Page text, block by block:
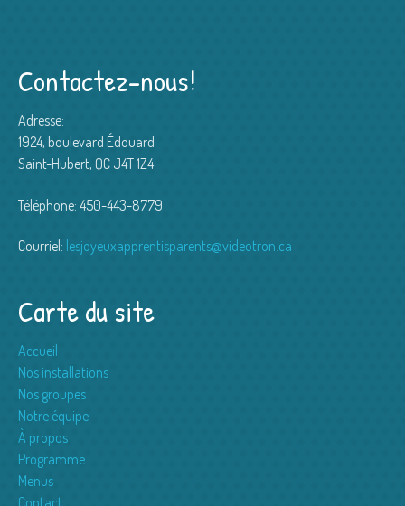
Contactez-nous!
Adresse:
1924, boulevard Édouard
Saint-Hubert, QC J4T 1Z4
Téléphone: 450-443-8779
Courriel: lesjoyeuxapprentisparents@videotron.ca
Carte du site
Accueil
Nos installations
Nos groupes
Notre équipe
À propos
Programme
Menus
Contact